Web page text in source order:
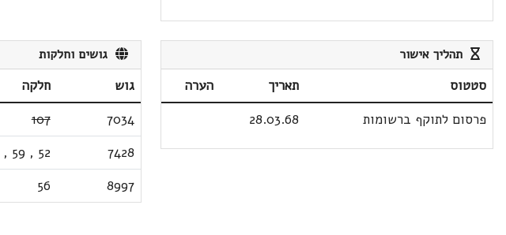
תהליך אישור
סטטוס תאריך
הערה
פרסום לתוקף ברשומות
28.03.68
גושים וחלקות
גוש
חלקה
7034
107
7428
52
,
59
,
8997
56